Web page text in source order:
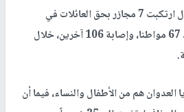
وأشارت إلى أن قوات الاحتلال ارتكبت 7 مجازر بحق العائلات في
القطاع، أسفرت عن استشهاد 67 مواطنا، وإصابة 106 آخرين، خلال
ضحايا العدوان هم من الأطفال والنساء، فيما أن